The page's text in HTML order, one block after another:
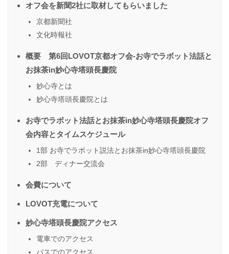
オフ会を新聞2社に取材してもらいました
京都新聞社
文化時報社
概要 第6回LOVOT京都オフ会-お寺でラボット法話と
お抹茶in妙心寺塔頭長慶院
妙心寺とは
妙心寺塔頭長慶院とは
お寺でラボット法話とお抹茶in妙心寺塔頭長慶院オフ
会内容とタイムスケジュール
1部 お寺でラボット説法とお抹茶in妙心寺塔頭長慶院
2部 ディナー交流会
会費について
LOVOT充電について
妙心寺塔頭長慶院アクセス
電車でのアクセス
バスでのアクセス